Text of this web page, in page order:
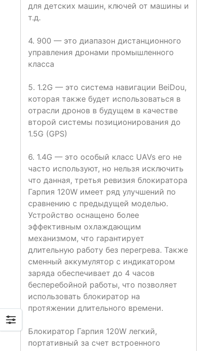
для детских машин, ключей от машины и
т.д.
4. 900 — это диапазон дистанционного
управления дронами промышленного
класса
5. 1.2G — это система навигации BeiDou,
которая также будет использоваться в
отрасли дронов в будущем в качестве
второй системы позиционирования до
1.5G (GPS)
6. 1.4G — это особый класс UAVs его не
часто используют, но нельзя исключить
что данная, третья ревизия блокиратора
Гарпия 120W имеет ряд улучшений по
сравнению с предыдущей моделью.
Устройство оснащено более
эффективным охлаждающим
механизмом, что гарантирует
длительную работу без перегрева. Также
сменный аккумулятор с индикатором
заряда обеспечивает до 4 часов
бесперебойной работы, что позволяет
использовать блокиратор на
протяжении длительного времени.
Блокиратор Гарпия 120W легкий,
портативный за счет встроенного